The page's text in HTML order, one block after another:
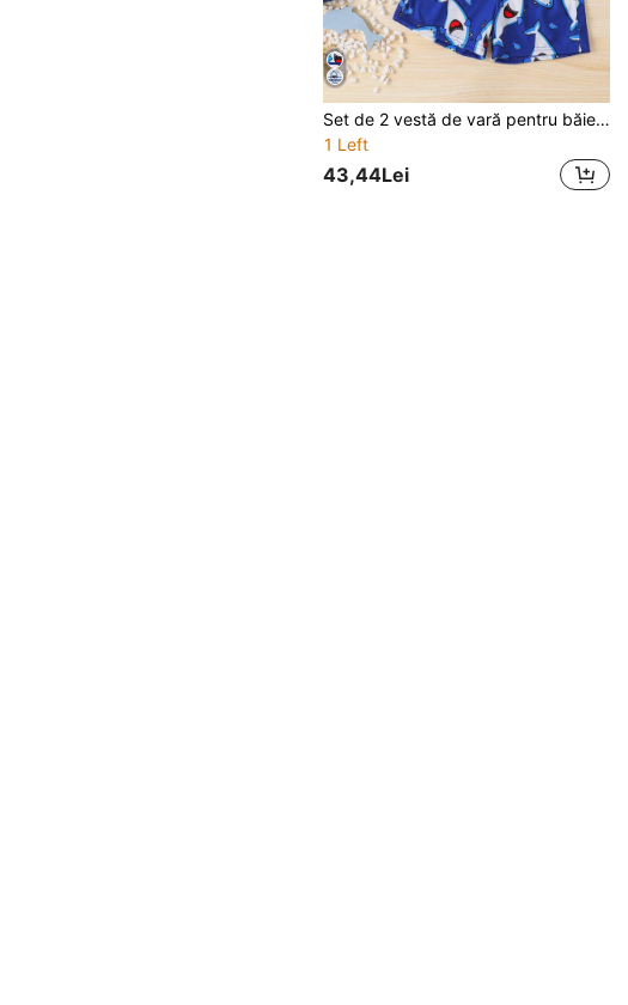
Set de 2 vestă de vară pentru băieți, cu imprimeu digital Shark, vestă răcoritoare casual pentru călătorii, vacanță
1 Left
43,44Lei